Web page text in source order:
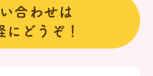
合わせは
にどうぞ！